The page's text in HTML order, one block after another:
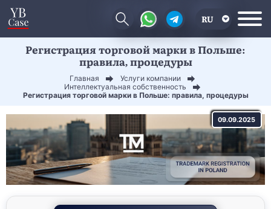
RU
EN
Регистрация торговой марки в Польше:
правила, процедуры
Главная
Услуги компании
Интеллектуальная собственность
Регистрация торговой марки в Польше: правила, процедуры
09.09.2025